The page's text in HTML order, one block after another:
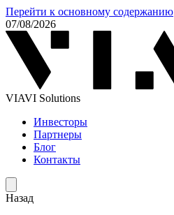
Перейти к основному содержанию
07/08/2026
VIAVI Solutions
Инвесторы
Партнеры
Блог
Контакты
Назад